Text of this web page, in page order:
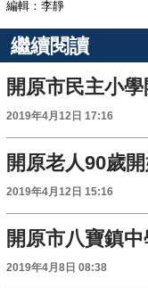
編輯：李靜
繼續閱讀
開原市民主小
2019年4月12日 17:16
開原老人90歲
2019年4月12日 15:16
2019年4月8日 08:38